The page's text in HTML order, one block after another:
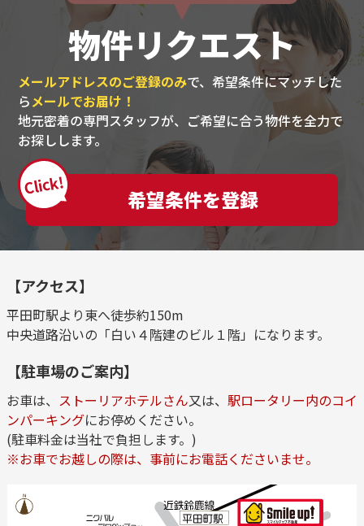
物件リクエスト
メールアドレスのご登録のみで、希望条件にマッチした
らメールでお届け！
地元密着の専門スタッフが、ご希望に合う物件を全力で
お探しします。
Click!
希望条件を登録
【アクセス】
平田町駅より東へ徒歩約150m
中央道路沿いの「白い４階建のビル１階」になります。
【駐車場のご案内】
お車は、 ストーリアホテルさん又は、 駅ロータリー内のコイ
ンパーキングにお停めください。
(駐車料金は当社で負担します。)
※お車でお越しの際は、事前にお電話くださいませ。